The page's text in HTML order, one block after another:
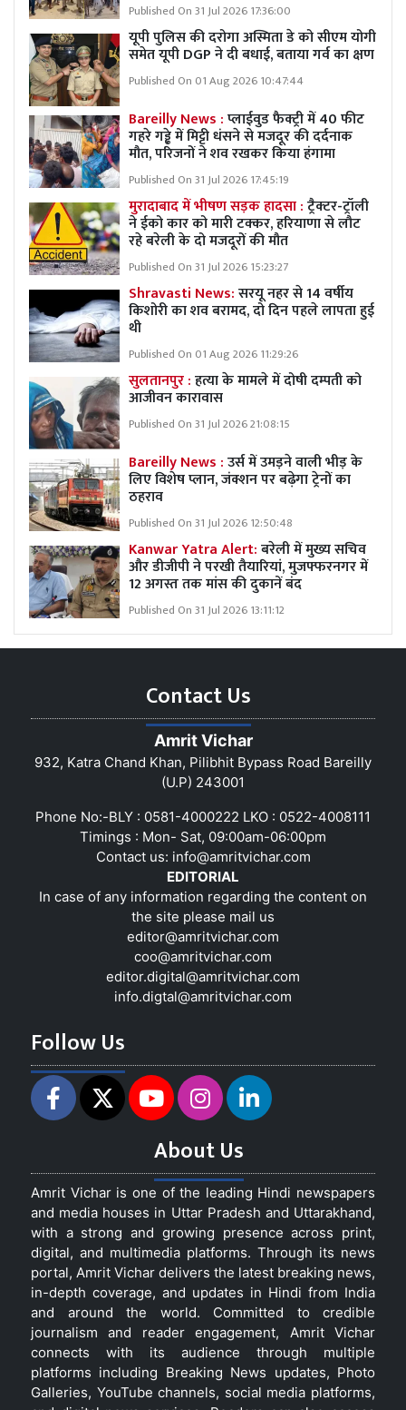
Published On 31 Jul 2026 17:36:00
यूपी पुलिस की दरोगा अस्मिता डे को सीएम योगी
समेत यूपी DGP ने दी बधाई, बताया गर्व का क्षण
Published On 01 Aug 2026 10:47:44
Bareilly News :प्लाईवुड फैक्ट्री में 40 फीट
गहरे गड्ढे में मिट्टी धंसने से मजदूर की दर्दनाक
मौत, परिजनों ने शव रखकर किया हंगामा
Published On 31 Jul 2026 17:45:19
मुरादाबाद में भीषण सड़क हादसा :ट्रैक्टर-ट्रॉली
ने ईको कार को मारी टक्कर, हरियाणा से लौट
रहे बरेली के दो मजदूरों की मौत
Published On 31 Jul 2026 15:23:27
Shravasti News:सरयू नहर से 14 वर्षीय
किशोरी का शव बरामद, दो दिन पहले लापता हुई
थी
Published On 01 Aug 2026 11:29:26
सुलतानपुर :हत्या के मामले में दोषी दम्पती को
आजीवन कारावास
Published On 31 Jul 2026 21:08:15
Bareilly News :उर्स में उमड़ने वाली भीड़ के
लिए विशेष प्लान, जंक्शन पर बढ़ेगा ट्रेनों का
ठहराव
Published On 31 Jul 2026 12:50:48
Kanwar Yatra Alert:बरेली में मुख्य सचिव
और डीजीपी ने परखी तैयारियां, मुजफ्फरनगर में
12 अगस्त तक मांस की दुकानें बंद
Published On 31 Jul 2026 13:11:12
Contact Us
Amrit Vichar
932, Katra Chand Khan, Pilibhit Bypass Road Bareilly
(U.P) 243001
Phone No:-BLY : 0581-4000222 LKO : 0522-4008111
Timings : Mon- Sat, 09:00am-06:00pm
Contact us: info@amritvichar.com
EDITORIAL
In case of any information regarding the content on
the site please mail us
editor@amritvichar.com
coo@amritvichar.com
editor.digital@amritvichar.com
info.digtal@amritvichar.com
Follow Us
About Us
Amrit Vichar is one of the leading Hindi newspapers
and media houses in Uttar Pradesh and Uttarakhand,
with a strong and growing presence across print,
digital, and multimedia platforms. Through its news
portal, Amrit Vichar delivers the latest breaking news,
in-depth coverage, and updates in Hindi from India
and around the world. Committed to credible
journalism and reader engagement, Amrit Vichar
connects with its audience through multiple
platforms including Breaking News updates, Photo
Galleries, YouTube channels, social media platforms,